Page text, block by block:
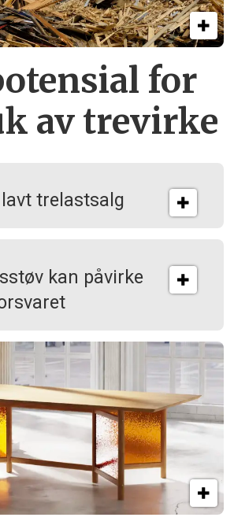
for
av tre­virke
trelastsalg
kan på­virke